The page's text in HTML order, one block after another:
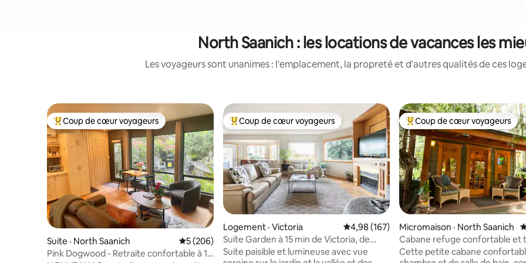
North Saanich : les locations de vacances les
Les voyageurs sont unanimes : l'emplacement, la propreté et d'autres qualités de ces
Coup de cœur voyageurs parmi les plus aimés
Coup de cœur voyageurs
Suite · North Saanich Note moyenne de 5 sur 5, 206 commentaires
5 (206)
Pink Dogwood - Retraite confortable à 10
Coup de cœur voyageurs parmi les plus aimés
Coup de cœur voyageurs
Logement · Victoria Note moyenne de 4,98 sur 5, 167
4,98 (167)
Suite Garden à 15 min de Victoria, de
l'aéroport et des ferries
Suite paisible et lumineuse avec vue
Coup de cœur voyageurs
Coup de cœur voyageurs
Micromaison · North Saanich
Cabane refuge confortable et
plage, arbres, traversier, YYJ
Cette petite cabane confortable d'une